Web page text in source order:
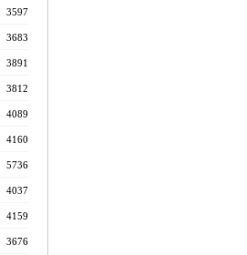
3597
3683
3891
3812
4089
4160
5736
4037
4159
3676